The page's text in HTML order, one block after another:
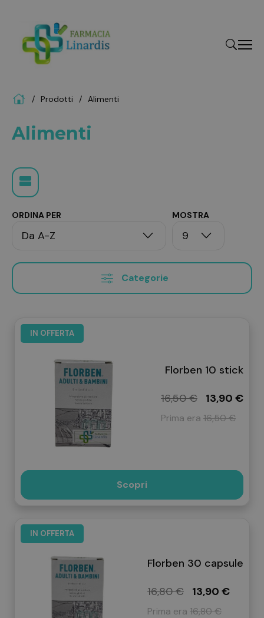
HomeProdotti alimenti
Alimenti
ORDINA PER MOSTRA
Categorie
Florben 10 stick
IN OFFERTA
16,50 € 13,90 €
Prima era 16,50 €
Scopri
Florben 30 capsule
IN OFFERTA
16,80 € 13,90 €
Prima era 16,80 €